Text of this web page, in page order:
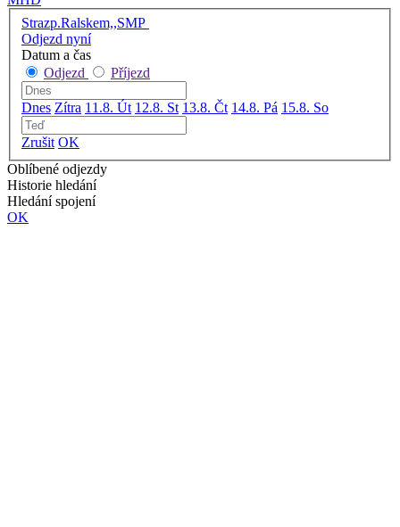
Strazp.Ralskem,,SMP
Odjezd nyní
Datum a čas
Odjezd
Příjezd
Dnes Zítra 11.8. Út 12.8. St 13.8. Čt 14.8. Pá 15.8. So
Zrušit OK
Oblíbené odjezdy
Historie hledání
Hledání spojení
OK